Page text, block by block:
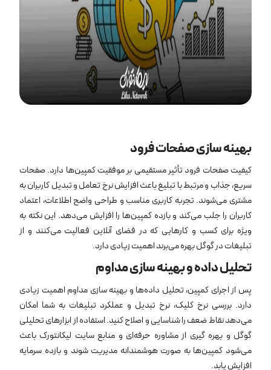
بهینه ‌سازی صفحات فرود
کیفیت صفحات فرود تأثیر مستقیمی بر موفقیت کمپین‌ها دارد. صفحات
سریع، جذاب و مرتبط با تبلیغ باعث افزایش نرخ تعامل و تبدیل کاربران به
مشتری می‌شوند. تجربه کاربری مناسب و طراحی واضح اطلاعات، اعتماد
کاربران را جلب می‌کند و بازده کمپین‌ها را افزایش می‌دهد. این نکته به
ویژه برای کسب ‌و کارهایی که در فضای آنلاین فعالیت می‌کنند و از
تبلیغات در گوگل بهره می‌برند اهمیت زیادی دارد.
تحلیل داده و بهینه‌ سازی مداوم
پس از اجرای کمپین، تحلیل داده‌ها و بهینه ‌سازی مداوم اهمیت زیادی
دارد. بررسی نرخ کلیک، نرخ تبدیل و عملکرد تبلیغات به شما امکان
می‌دهد نقاط ضعف را شناسایی و اصلاح کنید. استفاده از ابزارهای تحلیلی
گوگل و بهره‌ گیری از مشاوره حرفه‌ای و منابع سایت لیکانتورک باعث
می‌شود کمپین‌ها به صورت هوشمندانه مدیریت شوند و بازده سرمایه
افزایش یابد.